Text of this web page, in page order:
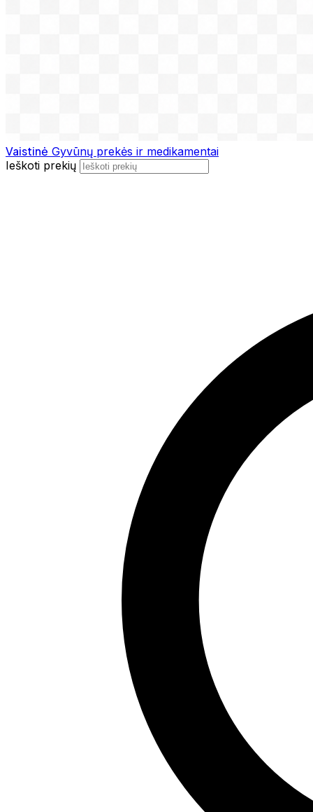
Vaistinė Gyvūnų prekės ir medikamentai
Ieškoti prekių